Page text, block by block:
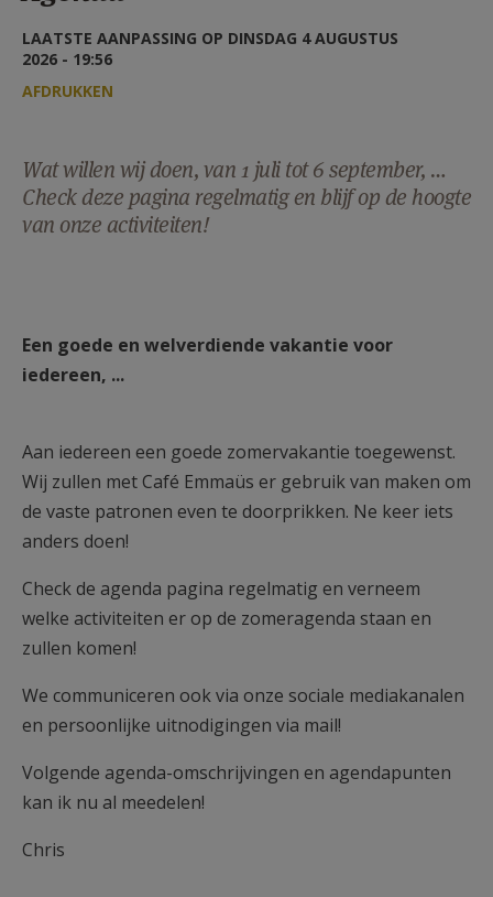
AANMELDEN OF REGISTREREN
LAATSTE AANPASSING OP DINSDAG 4 AUGUSTUS
2026 - 19:56
AFDRUKKEN
Wat willen wij doen, van 1 juli tot 6 september, …
Check deze pagina regelmatig en blijf op de hoogte
van onze activiteiten!
Een goede en welverdiende vakantie voor
iedereen, ...
Aan iedereen een goede zomervakantie toegewenst.
Wij zullen met Café Emmaüs er gebruik van maken om
de vaste patronen even te doorprikken. Ne keer iets
anders doen!
Check de agenda pagina regelmatig en verneem
welke activiteiten er op de zomeragenda staan en
zullen komen!
We communiceren ook via onze sociale mediakanalen
en persoonlijke uitnodigingen via mail!
Volgende agenda-omschrijvingen en agendapunten
kan ik nu al meedelen!
Chris